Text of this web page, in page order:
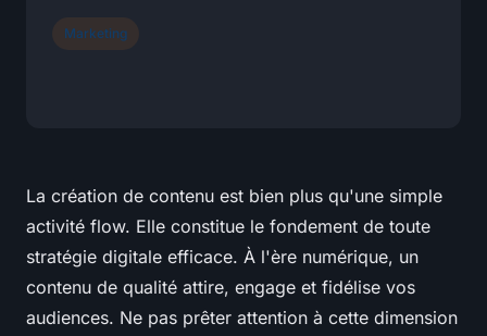
La création de contenu est bien plus qu'une simple
activité flow. Elle constitue le fondement de toute
stratégie digitale efficace. À l'ère numérique, un
contenu de qualité attire, engage et fidélise vos
audiences. Ne pas prêter attention à cette dimension
Marketing